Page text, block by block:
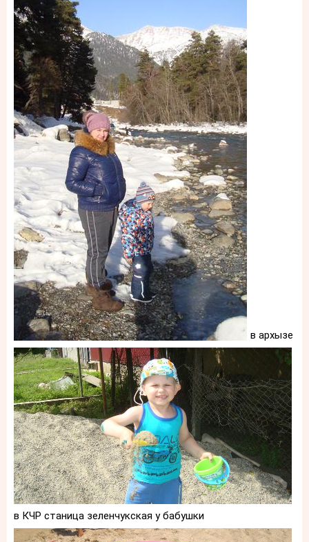
в архызе
в КЧР станица зеленчукская у бабушки